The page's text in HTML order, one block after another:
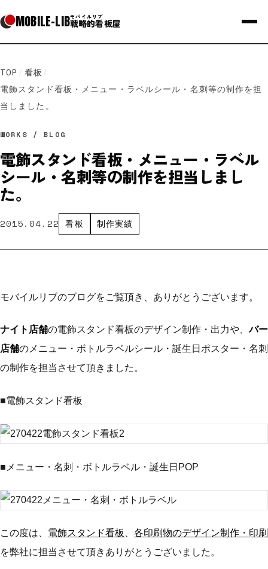
MOBILE-LIBモバイルリブ
戦略的看板屋
TOP / 看板 /
電飾スタンド看板・メニュー・ラベルシール・名刺等の制作を担
当しました。
WORKS / BLOG
電飾スタンド看板・メニュー・ラベル
シール・名刺等の制作を担当しまし
た。
2015.04.22 看板 制作実績
モバイルリブのブログをご覧頂き、ありがとうございます。
ナイト店舗の電飾スタンド看板のデザイン制作・出力や、バー
店舗のメニュー・ボトルラベルシール・誕生日ポスター・名刺
の制作を担当させて頂きました。
■電飾スタンド看板
■メニュー・名刺・ボトルラベル・誕生日POP
この度は、 電飾スタンド看板
各印刷物のデザイン制作・印刷
を弊社に担当させて頂きありがとうございました。